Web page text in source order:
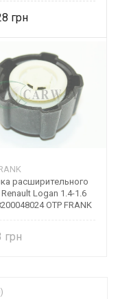
расширительного
Logan 1.4-1.6
OTP FRANK